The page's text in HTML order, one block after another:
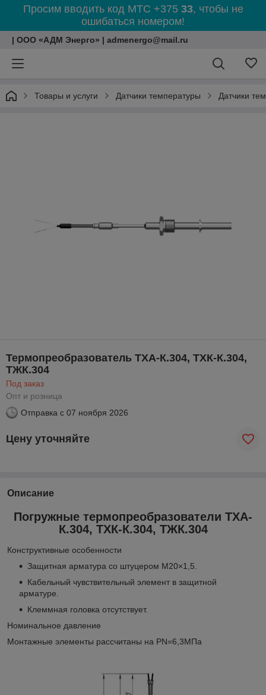
Просим вводить код МТС +375 33, чтобы не
ошибаться номером!
| ООО «АДМ Энерго» | admenergo@mail.ru
Товары и услуги Датчики температуры Датчики
Термопреобразователь ТХА-К.304, ТХК-К.304,
ТЖК.304
Под заказ
Опт и розница
Отправка с 07 ноября 2026
Цену уточняйте
Описание
Погружные термопреобразователи ТХА-
К.304, ТХК-К.304, ТЖК.304
Конструктивные особенности
Защитная арматура со штуцером М20×1,5.
Кабельный чувствительный элемент в защитной
арматуре.
Клеммная головка отсутствует.
Номинальное давление
Монтажные элементы рассчитаны на PN=6,3МПа